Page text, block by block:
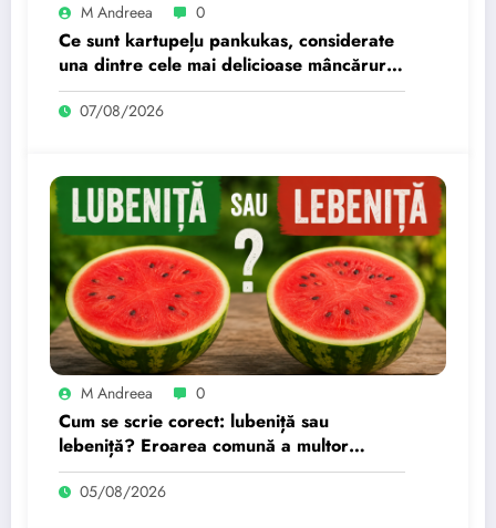
M Andreea 0
Ce sunt kartupeļu pankukas, considerate
una dintre cele mai delicioase mâncăruri
din lume? Se folosesc doar trei
ingrediente pentru preparare.
07/08/2026
M Andreea 0
Cum se scrie corect: lubeniță sau
lebeniță? Eroarea comună a multor
români
05/08/2026